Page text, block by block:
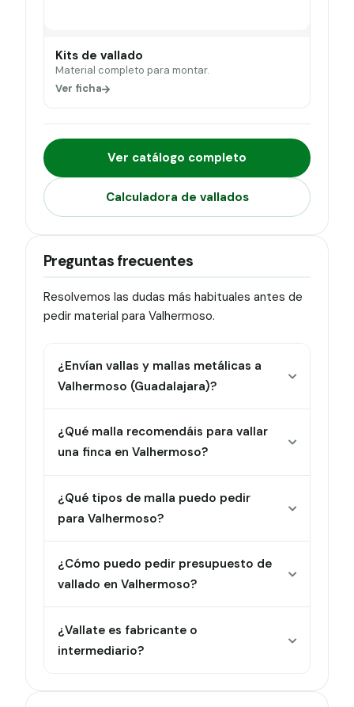
Kits de vallado
Material completo para montar.
Ver ficha
Ver catálogo completo
Calculadora de vallados
Preguntas frecuentes
Resolvemos las dudas más habituales antes de
pedir material para Valhermoso.
¿Envían vallas y mallas metálicas a
Valhermoso (Guadalajara)?
¿Qué malla recomendáis para vallar
una finca en Valhermoso?
¿Qué tipos de malla puedo pedir
para Valhermoso?
¿Cómo puedo pedir presupuesto de
vallado en Valhermoso?
¿Vallate es fabricante o
intermediario?